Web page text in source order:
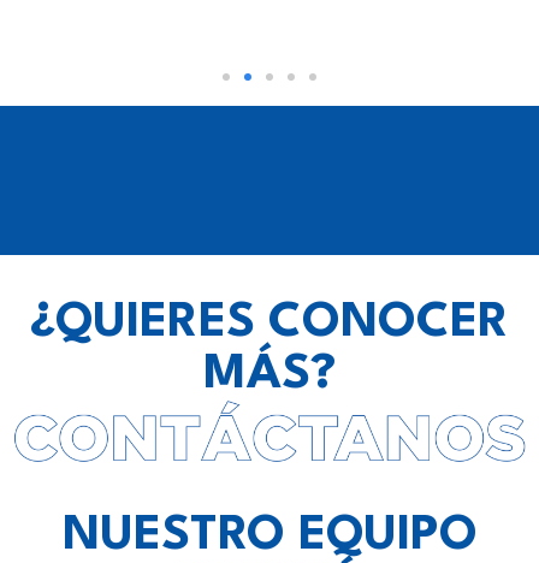
¿QUIERES CONOCER
MÁS?
NUESTRO EQUIPO